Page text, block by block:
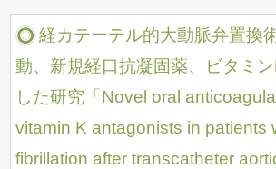
経カテーテル的大動脈弁置換
動、新規経口抗凝固薬、ビタミ
した研究「Novel oral
vitamin K antagonists in patients
fibrillation after transcatheter